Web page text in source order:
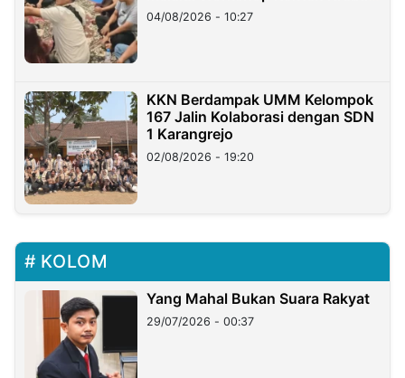
di Taiwan
04/08/2026 - 10:27
KKN Berdampak UMM Kelompok
167 Jalin Kolaborasi dengan SDN
1 Karangrejo
02/08/2026 - 19:20
KOLOM
Yang Mahal Bukan Suara Rakyat
29/07/2026 - 00:37